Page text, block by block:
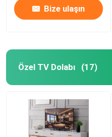
Bize ulaşın
Özel TV Dolabı (17)